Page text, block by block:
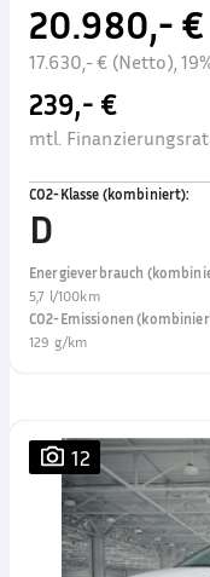
20.980,- €
17.630,- € (Netto),
239,- €
mtl.
CO2-Klasse (kombiniert):
D
Energieverbrauch
5,7 l/100km
CO2-Emissionen
129 g/km
12